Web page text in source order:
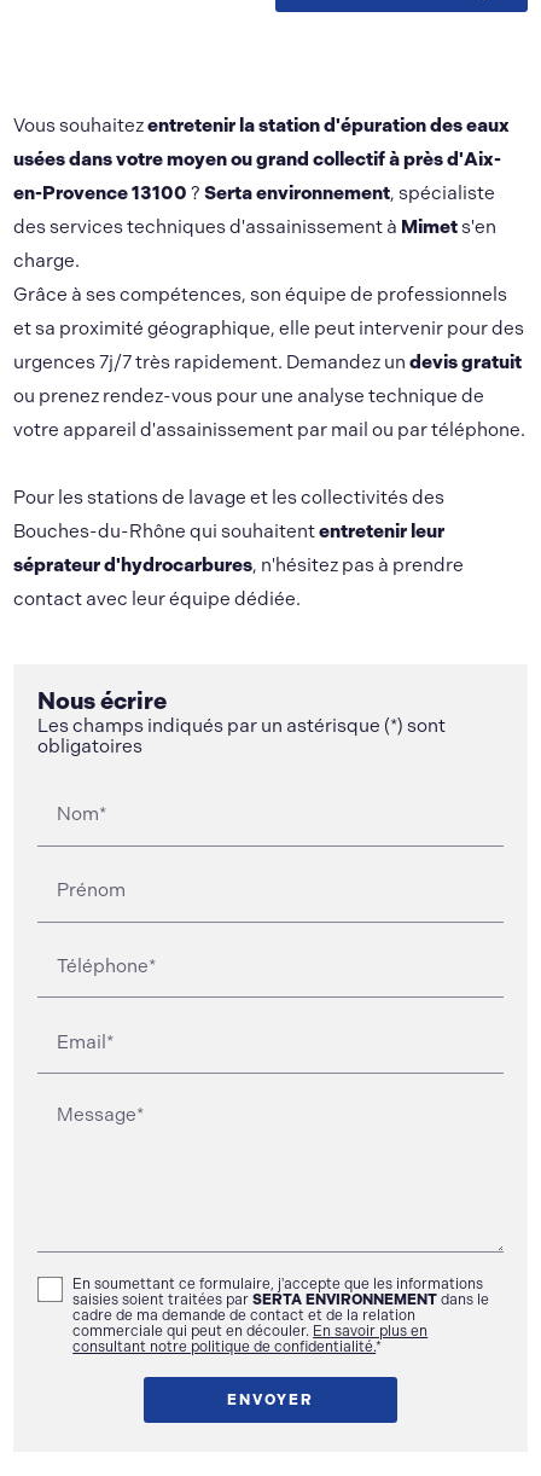
Vous souhaitezentretenir la station d'épuration des eaux
usées dans votre moyen ou grand collectif à près d'Aix-
en-Provence 13100 ?Serta environnement, spécialiste
des services techniques d'assainissement à Mimets'en
charge.
Grâce à ses compétences, son équipe de professionnels
et sa proximité géographique, elle peut intervenir pour des
urgences 7j/7 très rapidement. Demandez undevis gratuit
ou prenez rendez-vous pour une analyse technique de
votre appareil d'assainissement par mail ou par téléphone.
Pour les stations de lavage et les collectivités des
Bouches-du-Rhône qui souhaitententretenir leur
séprateur d'hydrocarbures, n'hésitez pas à prendre
contact avec leur équipe dédiée.
Nous écrire
Les champs indiqués par un astérisque (*) sont
obligatoires
Nom*
Prénom
Téléphone*
Email*
Message*
En soumettant ce formulaire, j'accepte que les informations
saisies soient traitées parSERTA ENVIRONNEMENT dans le
cadre de ma demande de contact et de la relation
commerciale qui peut en découler. En savoir plus en
consultant notre politique de confidentialité.*